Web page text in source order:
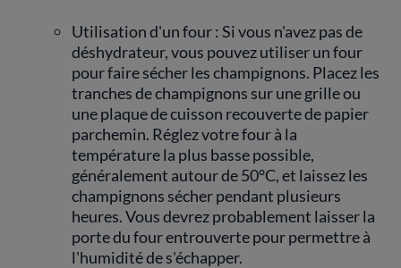
Utilisation d'un four : Si vous n'avez pas de
déshydrateur, vous pouvez utiliser un four
pour faire sécher les champignons. Placez les
tranches de champignons sur une grille ou
une plaque de cuisson recouverte de papier
parchemin. Réglez votre four à la
température la plus basse possible,
généralement autour de 50°C, et laissez les
champignons sécher pendant plusieurs
heures. Vous devrez probablement laisser la
porte du four entrouverte pour permettre à
l'humidité de s'échapper.